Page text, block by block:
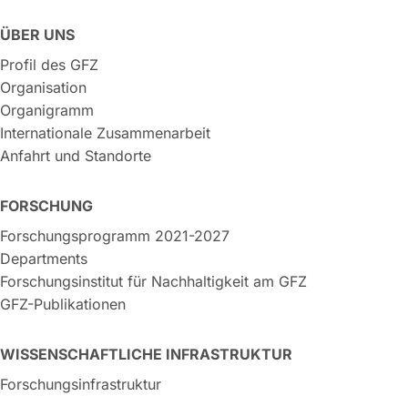
ÜBER UNS
Profil des GFZ
Organisation
Organigramm
Internationale Zusammenarbeit
Anfahrt und Standorte
FORSCHUNG
Forschungsprogramm 2021-2027
Departments
Forschungsinstitut für Nachhaltigkeit am GFZ
GFZ-Publikationen
WISSENSCHAFTLICHE INFRASTRUKTUR
Forschungsinfrastruktur